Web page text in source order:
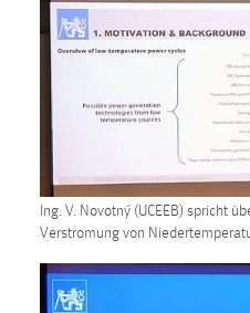
Ing. V. Novotný (UCEEB) spricht
Verstromung von
Wird benötigt um die
Cookie Laufzeit:
MibewSessionID, mibew-
5e9dbeb1811c0446 =
Jahre, MIBEW_UserID = 1
Login
Name:
Zweck: